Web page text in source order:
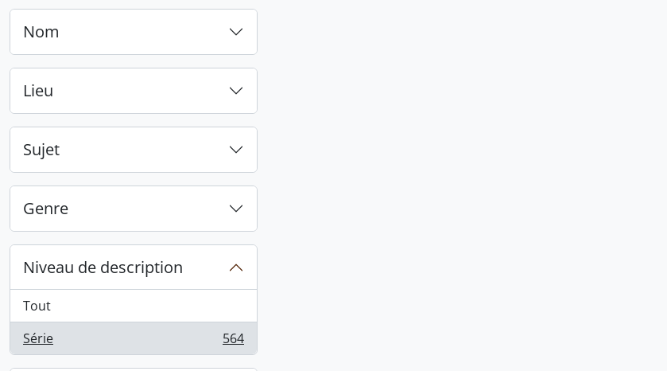
Nom
Lieu
Sujet
Genre
Niveau de description
Tout
Série
, 564 résultats 564